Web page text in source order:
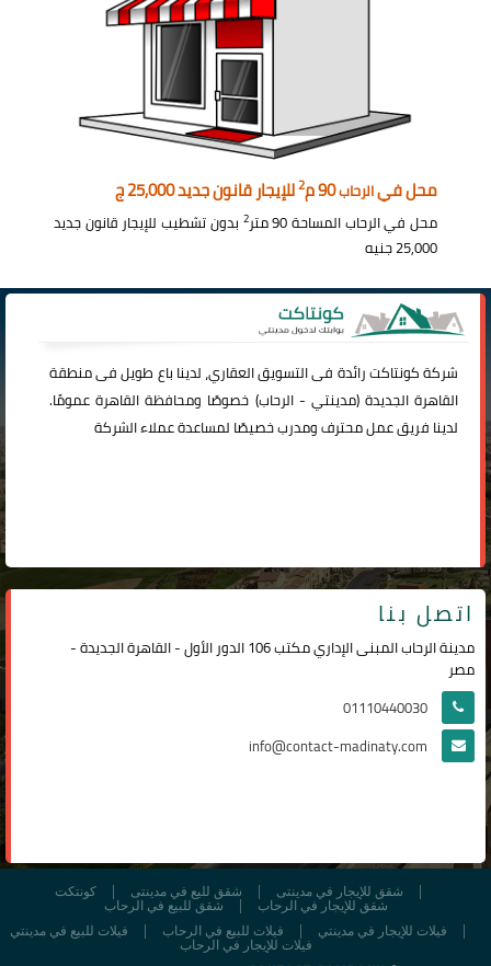
محل فيالرحاب90 م 2للإيجار قانون جديد 25,000 ج
محل في الرحاب المساحة 90 متر 2 بدون تشطيب للإيجار قانون جديد
25,000 جنيه
شركةكونتاكترائدة فى التسويق العقاري، لدينا باع طويل فى منطقة
القاهرة الجديدة (مدينتي -الرحاب) خصوصًا ومحافظة القاهرة عمومًا.
لدينا فريق عمل محترف ومدرب خصيصًا لمساعدة عملاء الشركة
اتصل بنا
مدينة الرحاب المبنى الإداري مكتب 106 الدور الأول - القاهرة الجديدة -
مصر
01110440030
info@contact-madinaty.com
كونتكت شقق لليع في مدينتى
شقق للإيجار في مدينتى
شقق للبيع في الرحاب
شقق للإيجار في الرحاب
فيلات للبيع في مدينتي
فيلات للبيع في الرحاب
فيلات للإيجار في مدينتي
فيلات للإيجار في الرحاب